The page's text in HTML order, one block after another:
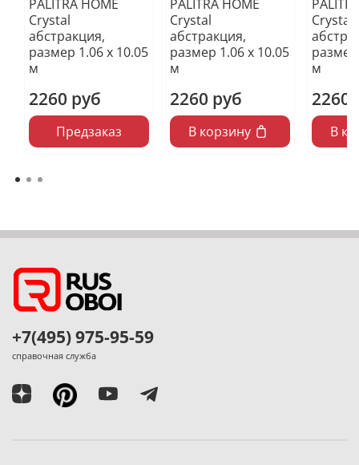
PALITRA HOME
Crystal
абстракция,
размер 1.06 х 10.05
м
2260 руб
Предзаказ
PALITRA HOME
Crystal
абстракция,
размер 1.06 х 10.05
м
2260 руб
В корзину
Crystal
м
2260
В
+7(495) 975-95-59
справочная служба